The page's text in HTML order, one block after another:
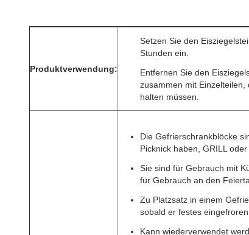
Produktverwendung:
Setzen Sie den
Stunden ein.
Entfernen Sie den
zusammen mit
halten müssen.
Die Gefrierschrankblöcke
Picknick haben, GRILL
Sie sind für Gebrauch mit
für Gebrauch an den
Zu Platzsatz in einem
sobald er festes eingefroren
Kann wiederverwendet